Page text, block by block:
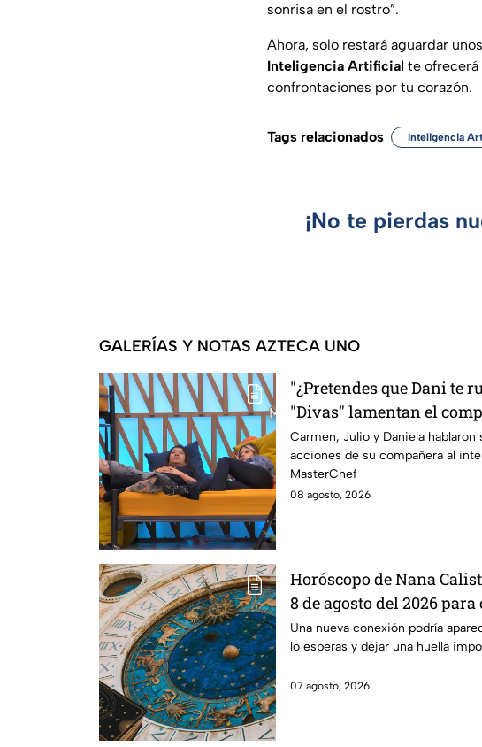
sonrisa en el rostro”.
Ahora, solo restará aguardar
Inteligencia Artificial te ofrecerá
confrontaciones por tu corazón.
Tags relacionados Inteligencia
¡No te pierdas
GALERÍAS Y NOTAS AZTECA UNO
"¿Pretendes que Dani te
"Divas" lamentan el
Michelle en MasterChef
Carmen, Julio y Daniela hablaron
acciones de su compañera al
MasterChef
08 agosto, 2026
Horóscopo de Nana
8 de agosto del 2026 para
una conexión
transformar tus
Una nueva conexión podría
lo esperas y dejar una huella
07 agosto, 2026